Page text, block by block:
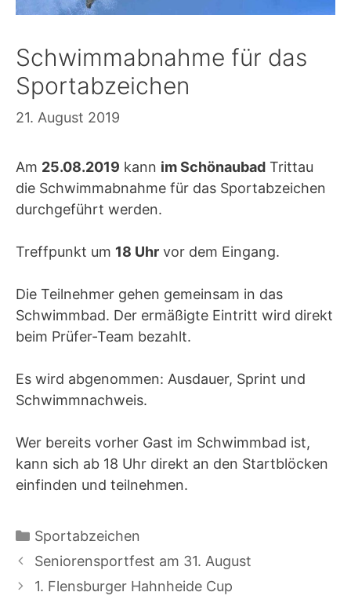
Schwimmabnahme für das
Sportabzeichen
21. August 2019
Am 25.08.2019 kann im Schönaubad Trittau
die Schwimmabnahme für das Sportabzeichen
durchgeführt werden.
Treffpunkt um 18 Uhr vor dem Eingang.
Die Teilnehmer gehen gemeinsam in das
Schwimmbad. Der ermäßigte Eintritt wird direkt
beim Prüfer-Team bezahlt.
Es wird abgenommen: Ausdauer, Sprint und
Schwimmnachweis.
Wer bereits vorher Gast im Schwimmbad ist,
kann sich ab 18 Uhr direkt an den Startblöcken
einfinden und teilnehmen.
Kategorien
Sportabzeichen
Seniorensportfest am 31. August
1. Flensburger Hahnheide Cup